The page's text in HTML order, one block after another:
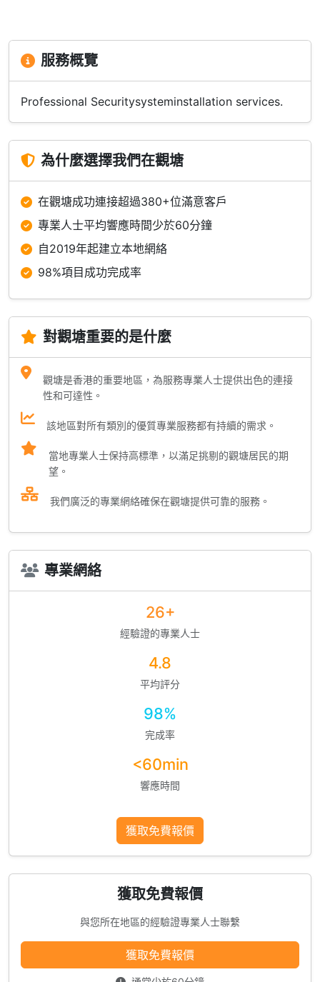
服務概覽
Professional Securitysysteminstallation services.
為什麼選擇我們在觀塘
在觀塘成功連接超過380+位滿意客戶
專業人士平均響應時間少於60分鐘
自2019年起建立本地網絡
98%項目成功完成率
對觀塘重要的是什麼
觀塘是香港的重要地區，為服務專業人士提供出色的連接
性和可達性。
該地區對所有類別的優質專業服務都有持續的需求。
當地專業人士保持高標準，以滿足挑剔的觀塘居民的期
望。
我們廣泛的專業網絡確保在觀塘提供可靠的服務。
專業網絡
26+
經驗證的專業人士
4.8
平均評分
98%
完成率
<60min
響應時間
獲取免費報價
獲取免費報價
與您所在地區的經驗證專業人士聯繫
獲取免費報價